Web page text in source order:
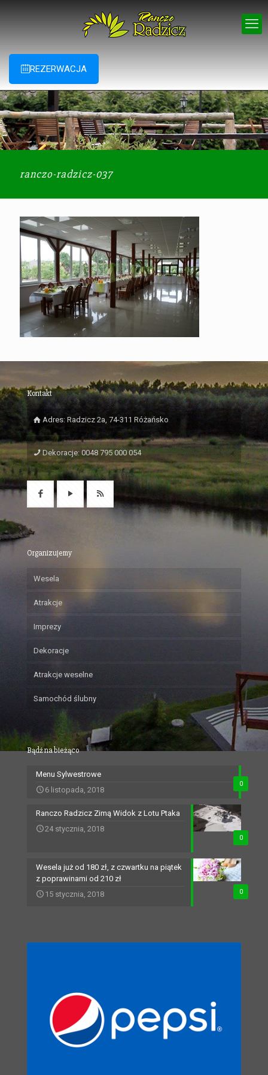
REZERWACJA
ranczo-radzicz-037
Kontakt
Adres: Radzicz 2a, 74-311 Różańsko
Dekoracje: 0048 795 000 054
Organizujemy
Wesela
Atrakcje
Imprezy
Dekoracje
Atrakcje weselne
Samochód ślubny
Bądź na bieżąco
0
Menu Sylwestrowe
6 listopada, 2018
0
Ranczo Radzicz Zimą Widok z Lotu Ptaka
24 stycznia, 2018
0
Wesela już od 180 zł, z czwartku na piątek
z poprawinami od 210 zł
15 stycznia, 2018